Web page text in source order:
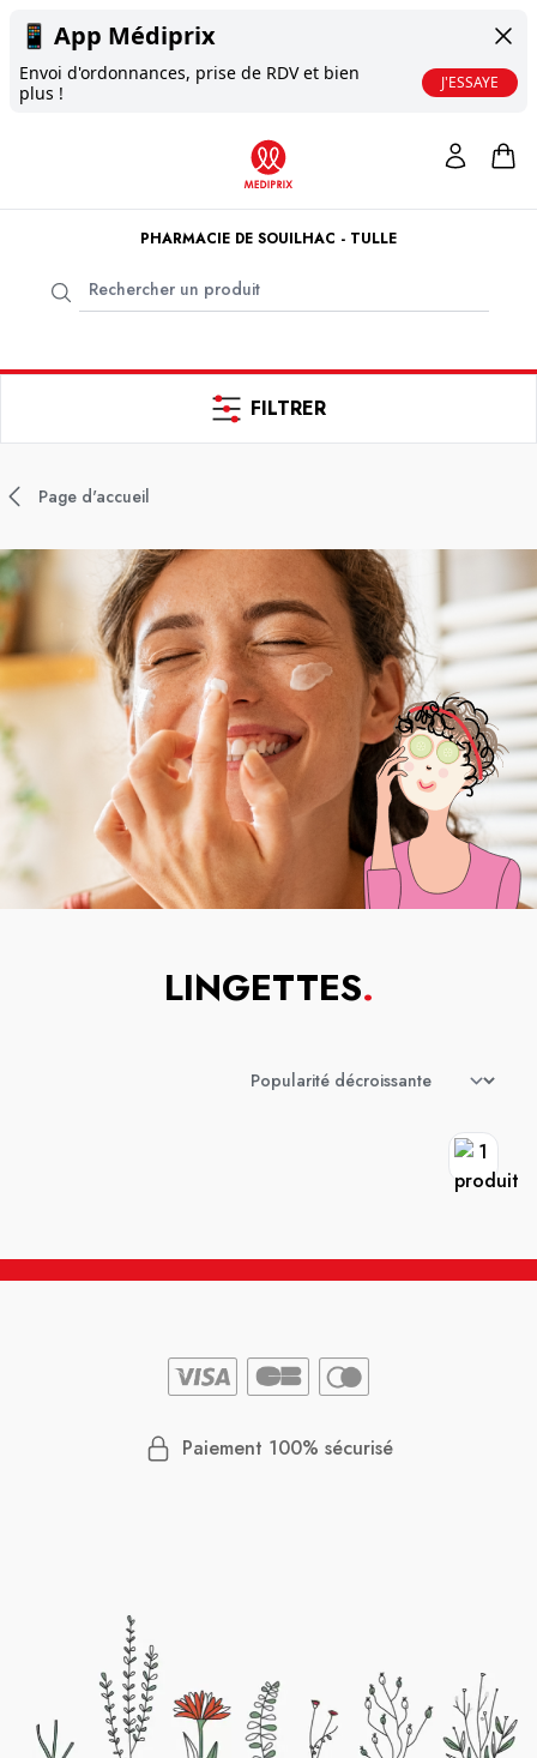
📱 App Médiprix
Envoi d'ordonnances, prise de RDV et bien
plus !
J'ESSAYE
PHARMACIE DE SOUILHAC - TULLE
FILTRER
Page d'accueil
LINGETTES.
Paiement 100% sécurisé